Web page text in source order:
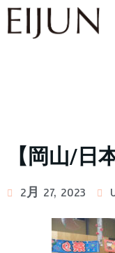
【岡山/日
2月 27, 2023